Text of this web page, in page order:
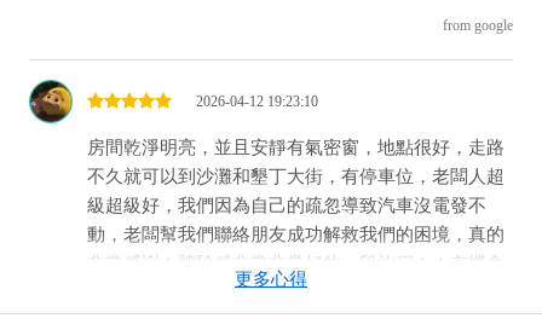
from google
2026-04-12 19:23:10
房間乾淨明亮，並且安靜有氣密窗，地點很好，走路
不久就可以到沙灘和墾丁大街，有停車位，老闆人超
級超級好，我們因為自己的疏忽導致汽車沒電發不
動，老闆幫我們聯絡朋友成功解救我們的困境，真的
非常感謝！體驗感非常非常好的一段旅程！！有機會
更多心得